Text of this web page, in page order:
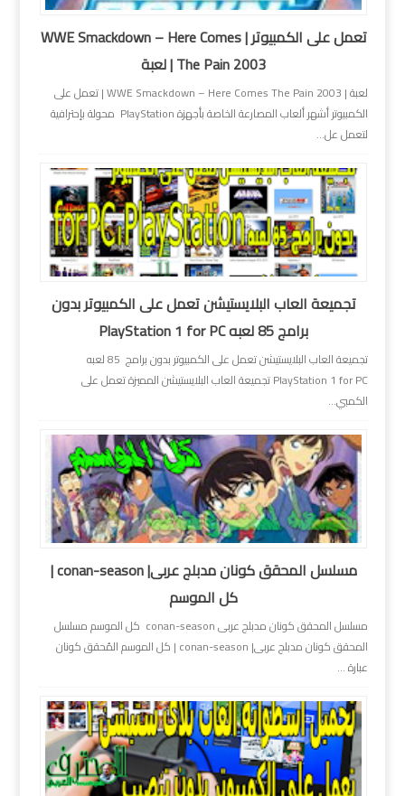
تعمل على الكمبيوتر | WWE Smackdown – Here Comes
The Pain 2003 | لعبة
لعبة | WWE Smackdown – Here Comes The Pain 2003 | تعمل على
الكمبيوتر أشهر ألعاب المصارعة الخاصة بأجهزة PlayStation محولة بإحترافية
لتعمل عل...
تجميعة العاب البلايستيشن تعمل على الكمبيوتر بدون
برامج 85 لعبه PlayStation 1 for PC
تجميعة العاب البلايستيشن تعمل على الكمبيوتر بدون برامج 85 لعبه
PlayStation 1 for PC تجميعة العاب البلايستيشن المميزة تعمل على
الكمبي...
مسلسل المحقق كونان مدبلج عربى| conan-season |
كل الموسم
مسلسل المحقق كونان مدبلج عربى conan-season كل الموسم مسلسل
المحقق كونان مدبلج عربى| conan-season | كل الموسم المُحقق كونان
عبارة ...